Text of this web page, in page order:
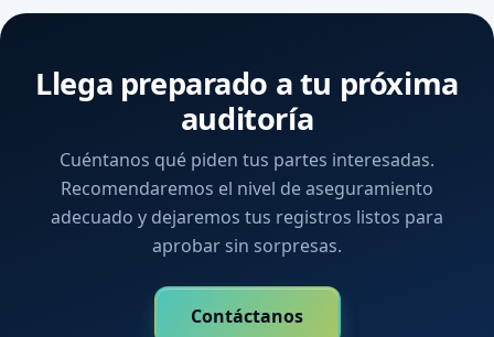
Llega preparado a tu próxima
auditoría
Cuéntanos qué piden tus partes interesadas.
Recomendaremos el nivel de aseguramiento
adecuado y dejaremos tus registros listos para
aprobar sin sorpresas.
Contáctanos